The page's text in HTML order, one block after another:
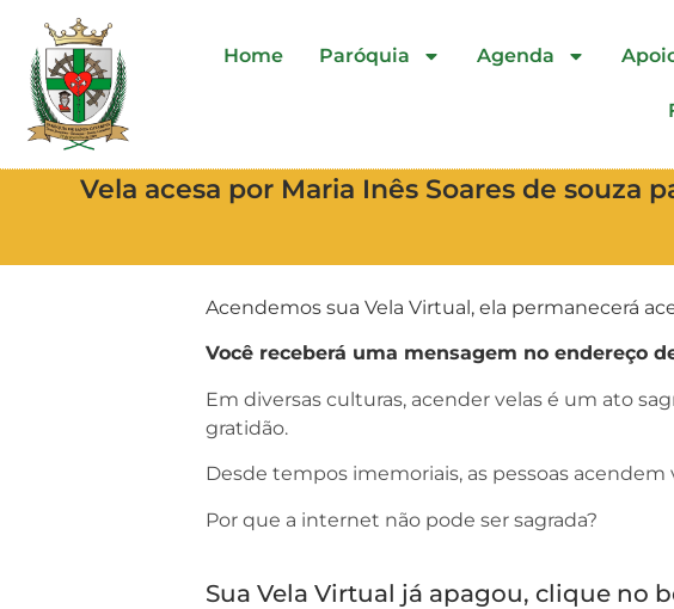
Home Paróquia Agenda
Vela acesa por Maria Inês Soares de souza
Acendemos sua Vela Virtual, ela permanecerá
Você receberá uma mensagem no endereço
Em diversas culturas, acender velas é um ato
gratidão.
Desde tempos imemoriais, as pessoas acendem
Por que a internet não pode ser sagrada?
Sua Vela Virtual já apagou, clique no